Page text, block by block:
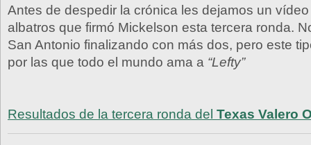
Antes de despedir la crónica les dejamos un
albatros que firmó Mickelson esta tercera ronda.
San Antonio finalizando con más dos, pero este
por las que todo el mundo ama a “Lefty”
Resultados de la tercera ronda del Texas Valero